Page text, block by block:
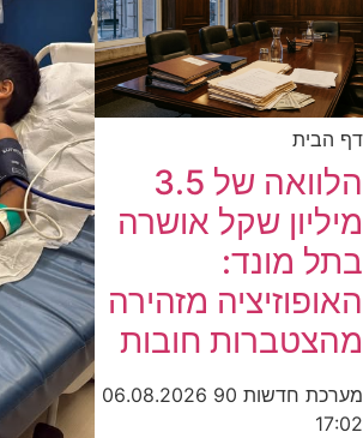
דף הבית
הלוואה של 3.5
מיליון שקל אושרה
בתל מונד:
האופוזיציה מזהירה
מהצטברות חובות
מערכת חדשות 90
06.08.2026
17:02